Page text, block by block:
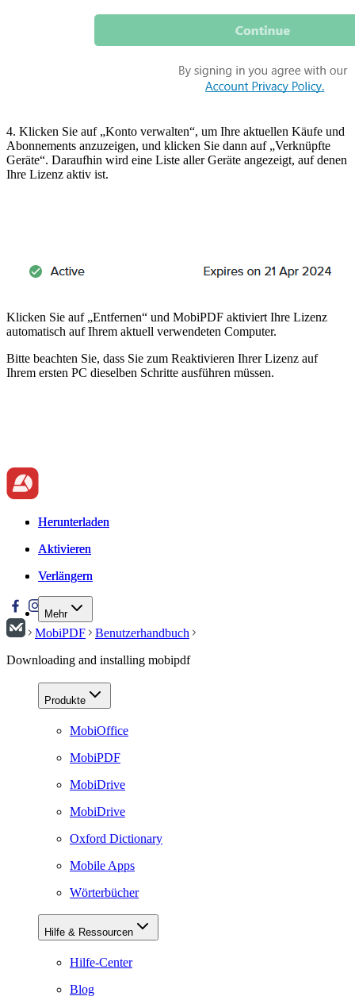
4. Klicken Sie auf „Konto verwalten“, um Ihre aktuellen Käufe und
Abonnements anzuzeigen, und klicken Sie dann auf „Verknüpfte
Geräte“. Daraufhin wird eine Liste aller Geräte angezeigt, auf denen
Ihre Lizenz aktiv ist.
Klicken Sie auf „Entfernen“ und MobiPDF aktiviert Ihre Lizenz
automatisch auf Ihrem aktuell verwendeten Computer.
Bitte beachten Sie, dass Sie zum Reaktivieren Ihrer Lizenz auf
Ihrem ersten PC dieselben Schritte ausführen müssen.
Herunterladen
Aktivieren
Verlängern
Mehr
Herunterladen
Aktivieren
Verlängern
MobiPDF
Benutzerhandbuch
Downloading and installing mobipdf
Produkte
MobiOffice
MobiPDF
MobiDrive
MobiDrive
Oxford Dictionary
Mobile Apps
Wörterbücher
Hilfe & Ressourcen
Hilfe-Center
Blog